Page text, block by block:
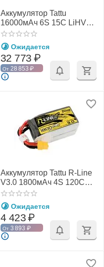
Аккумулятор Tattu
16000мАч 6S 15C LiHV
(Без разъёма)
Ожидается
32 773 ₽
От 28 853 ₽
Аккумулятор Tattu R-Line
V3.0 1800мАч 4S 120C
LiPo (XT60)
Ожидается
4 423₽
От 3 893 ₽